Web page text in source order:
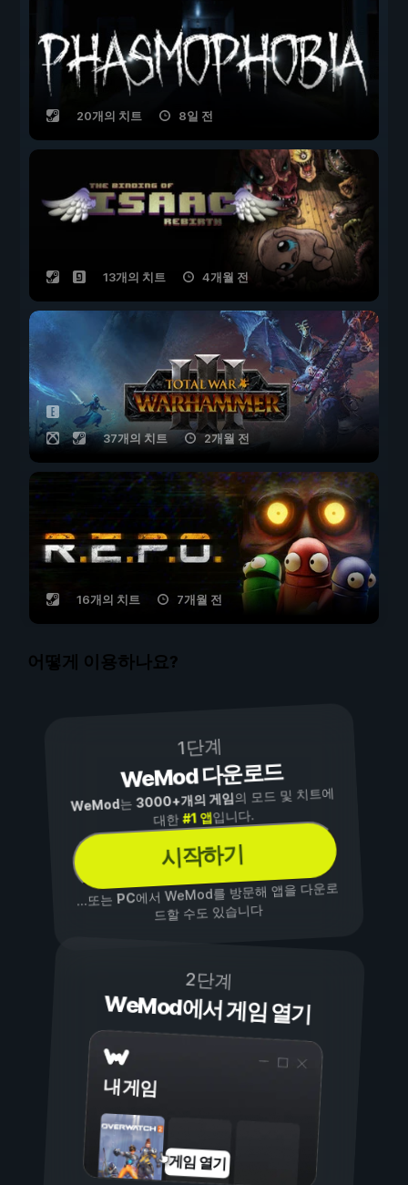
20개의 치트 8일 전
13개의 치트 4개월 전
37개의 치트 2개월 전
16개의 치트 7개월 전
어떻게 이용하나요?
1단계
WeMod 다운로드
WeMod는3000+개의 게임의 모드 및 치트에
대한#1 앱입니다.
시작하기
...또는PC에서 WeMod를 방문해 앱을 다운로
드할 수도 있습니다
2단계
WeMod에서 게임 열기
내 게임
게임 열기